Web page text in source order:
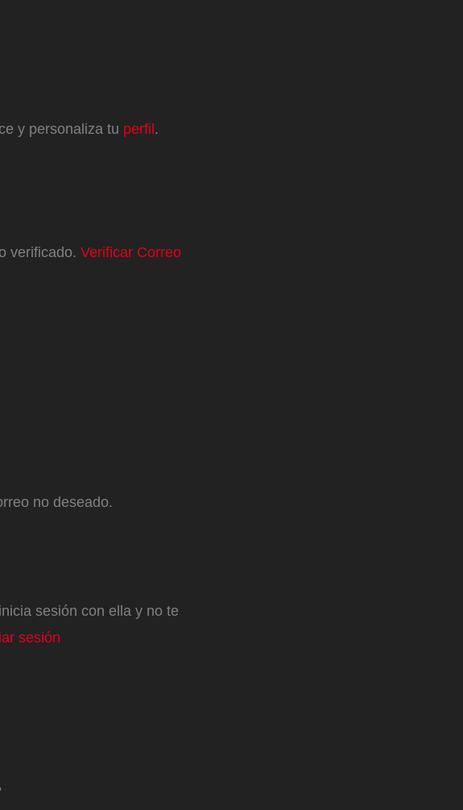
y personaliza tu perfil.
verificado. Verificar Correo
no deseado.
sesión con ella y no te
sesión